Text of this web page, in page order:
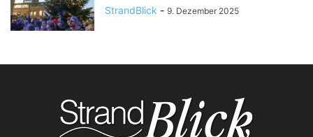
StrandBlick - 9. Dezember 2025